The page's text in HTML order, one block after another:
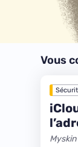
Vous
Myskin